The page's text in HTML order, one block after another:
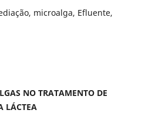
microalga, Efluente,
NO TRATAMENTO DE
LÁCTEA